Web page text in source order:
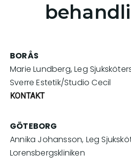
BORÅS
Marie Lundberg, Leg
Sverre Estetik/Studio Cecil
KONTAKT
GÖTEBORG
Annika Johansson, Leg
Lorensbergskliniken